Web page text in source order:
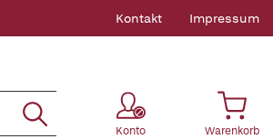
Kontakt Impressum
Konto Warenkorb